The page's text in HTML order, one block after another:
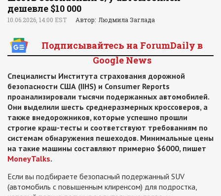
дешевле $10 000
10.06.2026, 14:00 EST Автор: Людмила Заглада
Подписывайтесь на ForumDaily в
Google News
Специалисты Института страхования дорожной
безопасности США (IIHS) и Consumer Reports
проанализировали тысячи подержанных автомобилей.
Они выделили шесть среднеразмерных кроссоверов, а
также внедорожников, которые успешно прошли
строгие краш-тесты и соответствуют требованиям по
системам обнаружения пешеходов. Минимальные цены
на такие машины составляют примерно $6000, пишет
MoneyTalks.
Если вы подбираете безопасный подержанный SUV
(автомобиль с повышенным клиренсом) для подростка,